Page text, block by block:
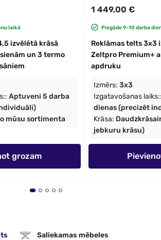
laikā
izvēlētā krāsā
un 3 termo
Aptuveni 5 darba
mūsu sortimenta
grozam
1 449,00 €
Piegāde 9-10 darba
Reklāmas telts 3x3
Zeltpro Premium+
apdruku
Izmērs: 3x3
Izgatavošanas
dienas (precizēt
Krāsa:
jebkuru krāsu)
Saliekamas mēbeles